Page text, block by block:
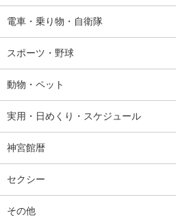
電車・乗り物・自衛隊
スポーツ・野球
動物・ペット
実用・日めくり・スケジュール
神宮館暦
セクシー
その他